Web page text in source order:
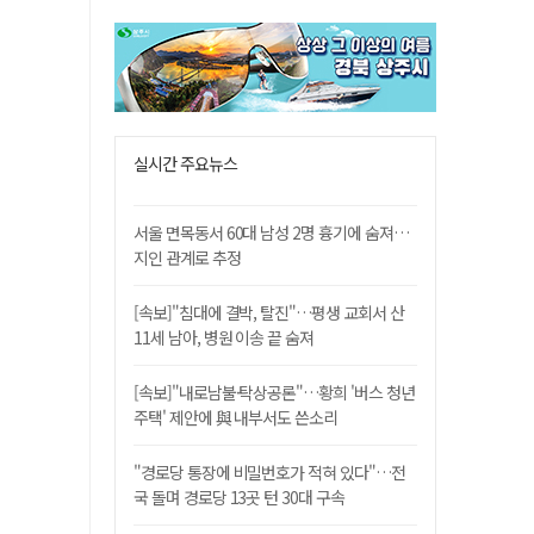
실시간 주요뉴스
서울 면목동서 60대 남성 2명 흉기에 숨져…
지인 관계로 추정
[속보]"침대에 결박, 탈진"…평생 교회서 산
11세 남아, 병원 이송 끝 숨져
[속보]"내로남불·탁상공론"…황희 '버스 청년
주택' 제안에 與 내부서도 쓴소리
"경로당 통장에 비밀번호가 적혀 있다"…전
국 돌며 경로당 13곳 턴 30대 구속